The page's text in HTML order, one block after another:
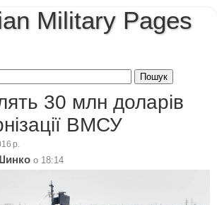
Military Pages
30 млн доларів
ВМСУ
р.
о 18:14